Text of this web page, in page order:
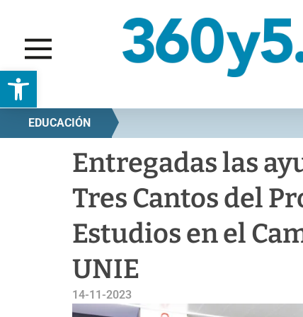
Abrir barra de herramientas
EDUCACIÓN
Entregadas las
Tres Cantos del
Estudios en el
UNIE
14-11-2023